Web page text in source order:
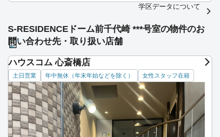
学区データについて
S-RESIDENCEドーム前千代崎 ***号室の物件のお
問い合わせ先・取り扱い店舗
ハウスコム 心斎橋店
土日営業 年中無休（年末年始などを除く） 女性スタッフ在籍